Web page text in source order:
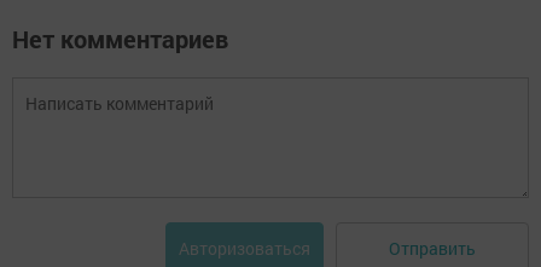
Нет комментариев
Авторизоваться Отправить